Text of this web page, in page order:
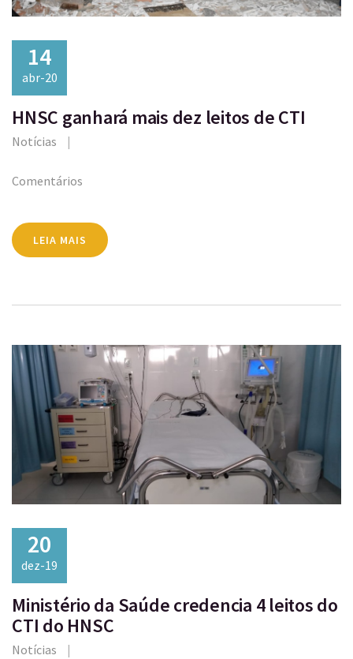
14
abr-20
HNSC ganhará mais dez leitos de CTI
Notícias
Comentários
LEIA MAIS
20
dez-19
Ministério da Saúde credencia 4 leitos do
CTI do HNSC
Notícias